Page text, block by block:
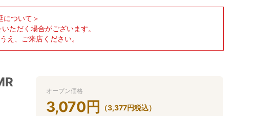
について＞
ただく場合がございます。
え、ご来店ください。
オープン価格
3,070 円 （3,377円税込）